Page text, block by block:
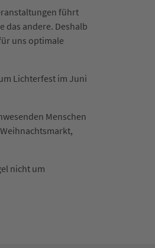
führt
das andere. Deshalb
uns optimale
Lichterfest im Juni
Menschen
nicht um